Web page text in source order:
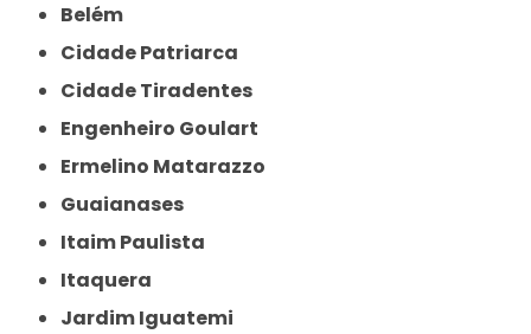
Belém
Cidade Patriarca
Cidade Tiradentes
Engenheiro Goulart
Ermelino Matarazzo
Guaianases
Itaim Paulista
Itaquera
Jardim Iguatemi